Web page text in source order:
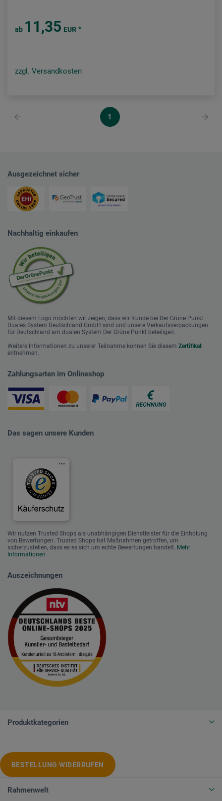
ab 11,35 EUR *
zzgl. Versandkosten
1
Ausgezeichnet sicher
Nachhaltig einkaufen
Mit diesem Logo möchten wir zeigen, dass wir Kunde bei Der Grüne Punkt –
Duales System Deutschland GmbH sind und unsere Verkaufsverpackungen
für Deutschland am dualen System Der Grüne Punkt beteiligen.
Weitere Informationen zu unserer Teilnahme können Sie diesem Zertifikat
entnehmen.
Zahlungsarten im Onlineshop
Das sagen unsere Kunden
Wir nutzen Trusted Shops als unabhängigen Dienstleister für die Einholung
von Bewertungen. Trusted Shops hat Maßnahmen getroffen, um
sicherzustellen, dass es es sich um echte Bewertungen handelt. Mehr
Informationen
Auszeichnungen
Produktkategorien
BESTELLUNG WIDERRUFEN
Rahmenwelt